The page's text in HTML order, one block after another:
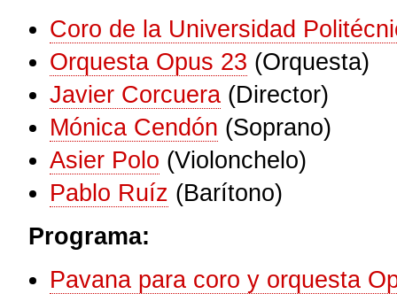
Coro de la Universidad
Orquesta Opus 23 (Orquesta)
Javier Corcuera (Director)
Mónica Cendón (Soprano)
Asier Polo (Violonchelo)
Pablo Ruíz (Barítono)
Programa:
Pavana para coro y orquesta